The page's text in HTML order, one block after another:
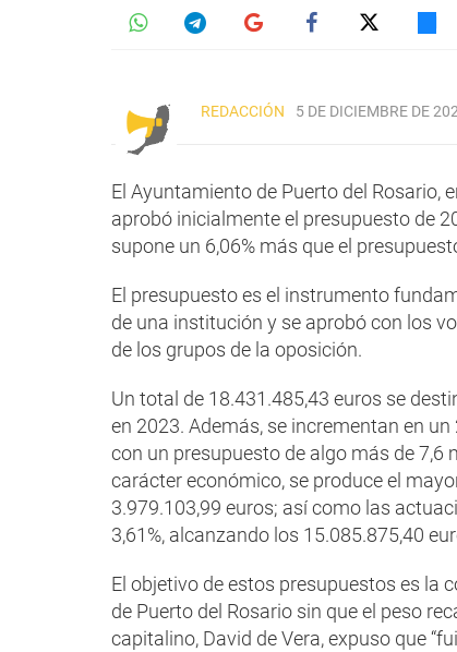
REDACCIÓN 5 DE DICIEMBRE DE
El Ayuntamiento de Puerto del Rosario,
aprobó inicialmente el presupuesto de
supone un 6,06% más que el
El presupuesto es el instrumento
de una institución y se aprobó con los
de los grupos de la oposición.
Un total de 18.431.485,43 euros se
en 2023. Además, se incrementan en
con un presupuesto de algo más de 7,6
carácter económico, se produce el
3.979.103,99 euros; así como las
3,61%, alcanzando los 15.085.875,40
El objetivo de estos presupuestos es la
de Puerto del Rosario sin que el peso
capitalino, David de Vera, expuso que